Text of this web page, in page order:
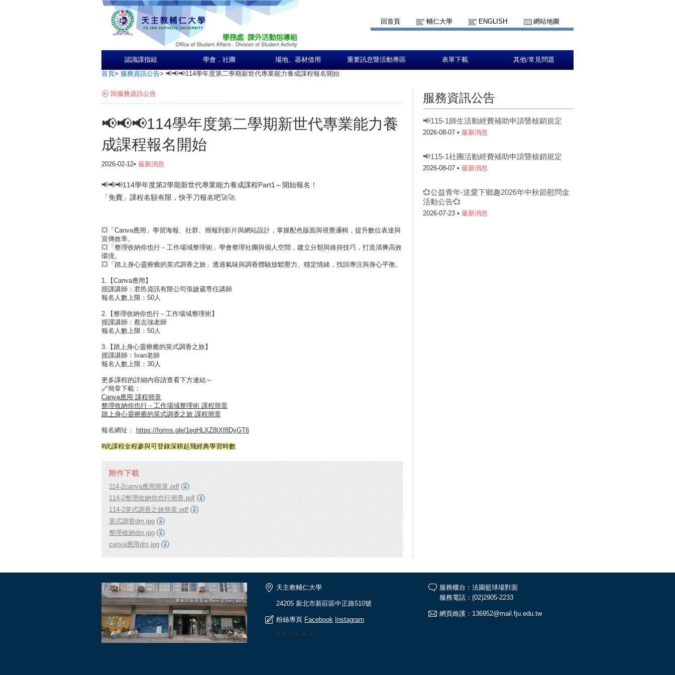
回首頁 輔仁大學 ENGLISH 網站地圖
認識課指組 學會．社團 場地、器材借用 重要訊息暨活動專區 表單下載 其他/常見問題
首頁> 服務資訊公告> 📢📢📢114學年度第二學期新世代專業能力養成課程報名開始
回服務資訊公告
📢📢📢114學年度第二學期新世代專業能力養
成課程報名開始
2026-02-12• 最新消息
📢📢📢114學年度第2學期新世代專業能力養成課程Part1～開始報名！
「免費」課程名額有限，快手刀報名吧🚀🚀
💥「Canva應用」學習海報、社群、簡報到影片與網站設計，掌握配色版面與視覺邏輯，提升數位表達與
宣傳效率。
💥「整理收納你也行－工作場域整理術」學會整理社團與個人空間，建立分類與維持技巧，打造清爽高效
環境。
💥「踏上身心靈療癒的英式調香之旅」透過氣味與調香體驗放鬆壓力、穩定情緒，找回專注與身心平衡。
1.【Canva應用】
授課講師：君邑資訊有限公司張婕葳専任講師
報名人數上限：50人
2.【整理收納你也行－工作場域整理術】
授課講師：蔡志強老師
報名人數上限：50人
3.【踏上身心靈療癒的英式調香之旅】
授課講師：Ivan老師
報名人數上限：30人
更多課程的詳細内容請查看下方連結～
🔗簡章下載：
Canva應用 課程簡章
整理收納你也行－工作場域整理術 課程簡章
踏上身心靈療癒的英式調香之旅 課程簡章
報名網址： https://forms.gle/1egHLXZ8tXf8DyGT6
#此課程全程參與可登錄深耕起飛經典學習時數
附件下載
114-2canva應用簡章.pdf
114-2整理收納你也行簡章.pdf
114-2英式調香之旅簡章.pdf
英式調香dm.jpg
整理收納dm.jpg
canva應用dm.jpg
服務資訊公告
📢115-1師生活動經費補助申請暨核銷規定
2026-08-07 • 最新消息
📢115-1社團活動經費補助申請暨核銷規定
2026-08-07 • 最新消息
💞公益青年-送愛下鄉趣2026年中秋節慰問金
活動公告💞
2026-07-23 • 最新消息
天主教輔仁大學
24205 新北市新莊區中正路510號
粉絲專頁 Facebook Instagram
🎆🎆🎆🎆🎆🎆
服務櫃台：法園籃球場對面
服務電話：(02)2905-2233
網頁維護：136952@mail.fju.edu.tw